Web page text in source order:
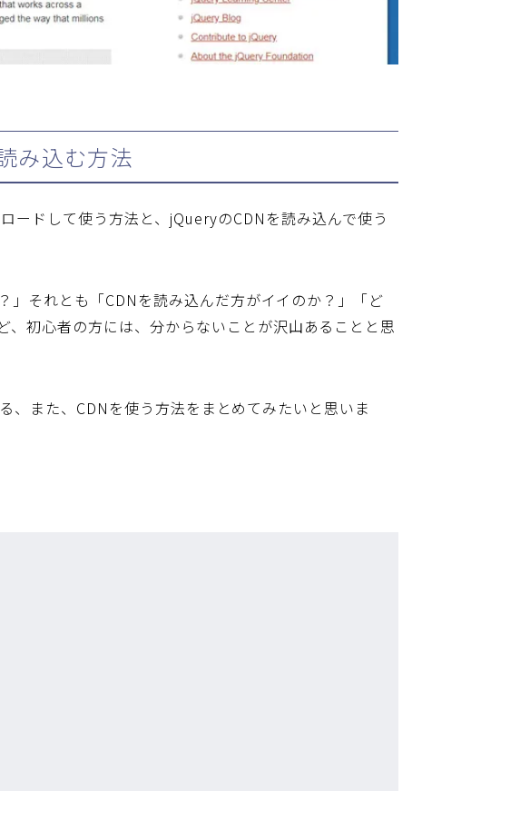
み込む方法
ドして使う方法と、jQueryのCDNを読み込んで使う
」それとも「CDNを読み込んだ方がイイのか？」「ど
初心者の方には、分からないことが沢山あることと思
また、CDNを使う方法をまとめてみたいと思いま